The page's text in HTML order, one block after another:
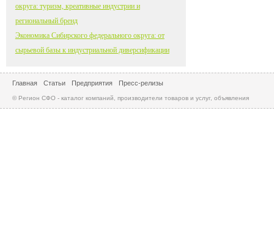
округа: туризм, креативные индустрии и
региональный бренд
Экономика Сибирского федерального округа: от
сырьевой базы к индустриальной диверсификации
Главная Статьи Предприятия Пресс-релизы
© Регион СФО - каталог компаний, производители товаров и услуг, объявления